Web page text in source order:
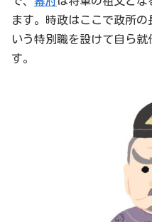
ます。時政はここで政所
いう特別職を設けて自ら
す。